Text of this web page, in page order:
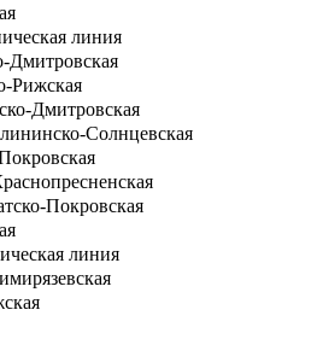
линия
Дмитровская
Рижская
Дмитровская
Солнцевская
Покровская
линия